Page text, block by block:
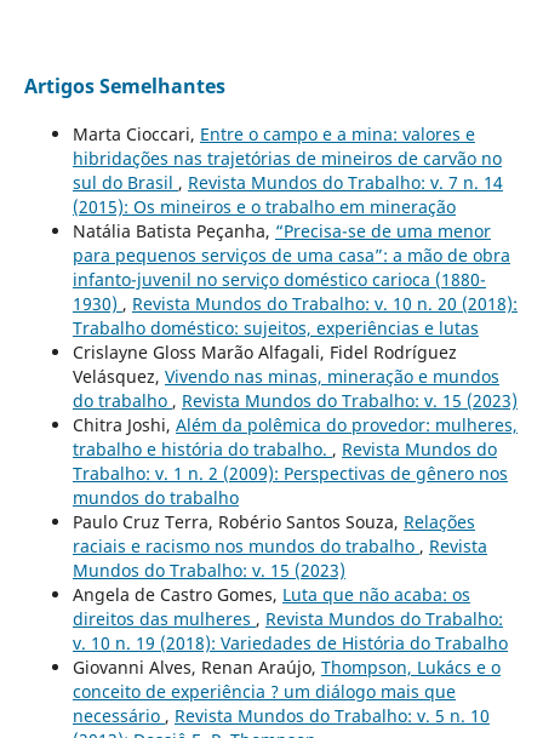
Artigos Semelhantes
Marta Cioccari, Entre o campo e a mina: valores e
hibridações nas trajetórias de mineiros de carvão no
sul do Brasil , Revista Mundos do Trabalho: v. 7 n. 14
(2015): Os mineiros e o trabalho em mineração
Natália Batista Peçanha, “Precisa-se de uma menor
para pequenos serviços de uma casa”: a mão de obra
infanto-juvenil no serviço doméstico carioca (1880-
1930) , Revista Mundos do Trabalho: v. 10 n. 20 (2018):
Trabalho doméstico: sujeitos, experiências e lutas
Crislayne Gloss Marão Alfagali, Fidel Rodríguez
Velásquez, Vivendo nas minas, mineração e mundos
do trabalho , Revista Mundos do Trabalho: v. 15 (2023)
Chitra Joshi, Além da polêmica do provedor: mulheres,
trabalho e história do trabalho. , Revista Mundos do
Trabalho: v. 1 n. 2 (2009): Perspectivas de gênero nos
mundos do trabalho
Paulo Cruz Terra, Robério Santos Souza, Relações
raciais e racismo nos mundos do trabalho , Revista
Mundos do Trabalho: v. 15 (2023)
Angela de Castro Gomes, Luta que não acaba: os
direitos das mulheres , Revista Mundos do Trabalho:
v. 10 n. 19 (2018): Variedades de História do Trabalho
Giovanni Alves, Renan Araújo, Thompson, Lukács e o
conceito de experiência ? um diálogo mais que
necessário , Revista Mundos do Trabalho: v. 5 n. 10